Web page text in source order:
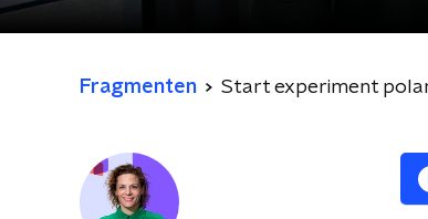
Fragmenten Start experiment